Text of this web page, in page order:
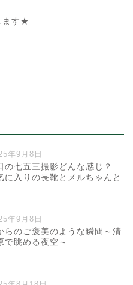
ます★
年9月8日
の七五三撮影どんな感じ？
に入りの長靴とメルちゃんと
年9月8日
らのご褒美のような瞬間～清
で眺める夜空～